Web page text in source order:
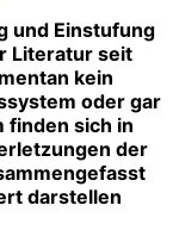
und Einstufung
Literatur seit
kein
oder gar
finden sich in
der
darstellen